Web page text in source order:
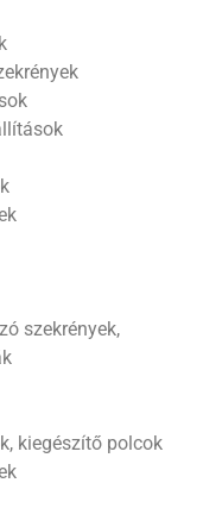
szekrények,
kiegészítő polcok